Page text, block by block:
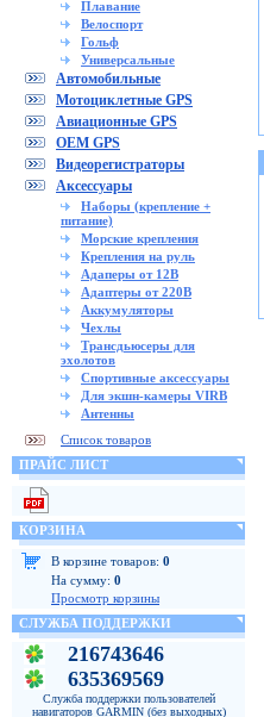
Плавание
Велоспорт
Гольф
Универсальные
Автомобильные
Мотоциклетные GPS
Авиационные GPS
OEM GPS
Видеорегистраторы
Аксессуары
Наборы (крепление +
питание)
Морские крепления
Крепления на руль
Адаперы от 12В
Адаптеры от 220В
Аккумуляторы
Чехлы
Трансдьюсеры для
эхолотов
Спортивные аксессуары
Для экшн-камеры VIRB
Антенны
Список товаров
ПРАЙС ЛИСТ
КОРЗИНА
В корзине товаров: 0
На сумму: 0
Просмотр корзины
СЛУЖБА ПОДДЕРЖКИ
216743646
635369569
Служба поддержки пользователей
навигаторов GARMIN (без выходных)